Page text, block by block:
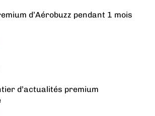
d’Aérobuzz pendant 1 mois
d’actualités premium